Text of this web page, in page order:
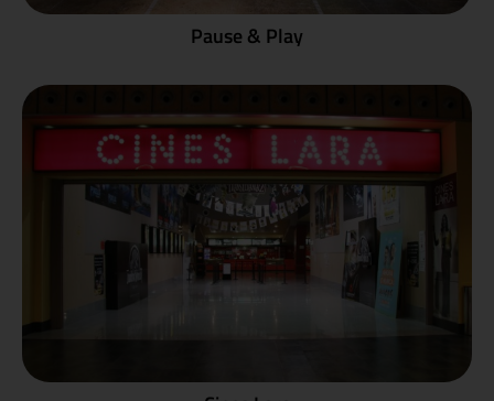
Pause & Play